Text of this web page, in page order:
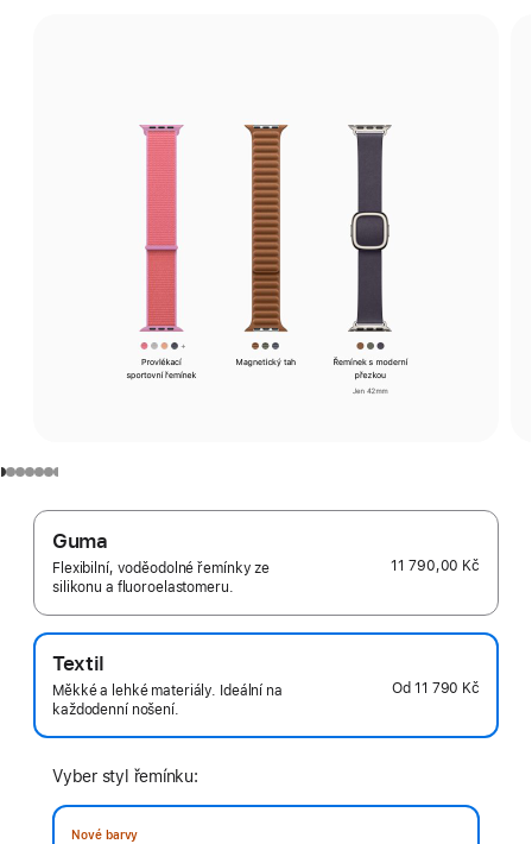
Guma
Flexibilní, voděodolné řemínky ze
silikonu a fluoroelastomeru.
11 790,00 Kč
Textil
Měkké a lehké materiály. Ideální na
každodenní nošení.
Od11 790 Kč
Vyber styl řemínku:
Nové barvy